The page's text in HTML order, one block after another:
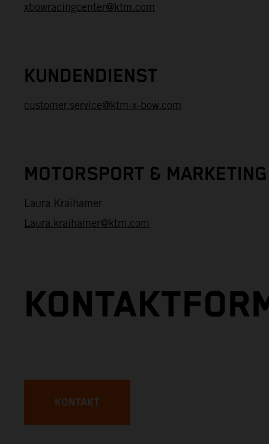
xbowracingcenter@ktm.com
KUNDENDIENST
customer.service@ktm-x-bow.com
MOTORSPORT & MARKETING
Laura Kraihamer
Laura.kraihamer@ktm.com
KONTAKT